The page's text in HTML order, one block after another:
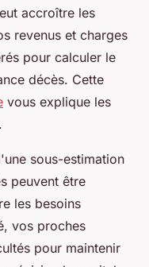
accroître les
revenus et charges
pour calculer le
décès. Cette
vous explique les
sous-estimation
peuvent être
les besoins
vos proches
pour maintenir